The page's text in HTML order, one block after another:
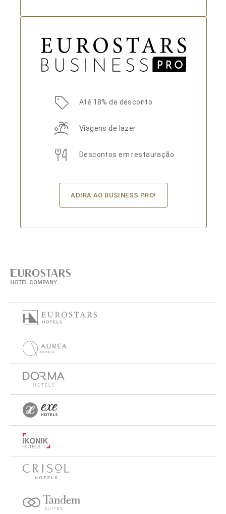
Até 18% de desconto
Viagens de lazer
Descontos em restauração
ADIRA AO BUSINESS PRO!